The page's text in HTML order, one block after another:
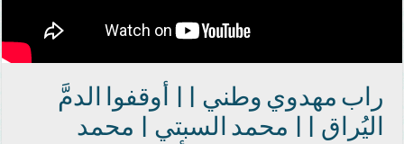
راب مهدوي وطني || أوقفوا الدمَّ
اليُراق || محمد السبتي | محمد